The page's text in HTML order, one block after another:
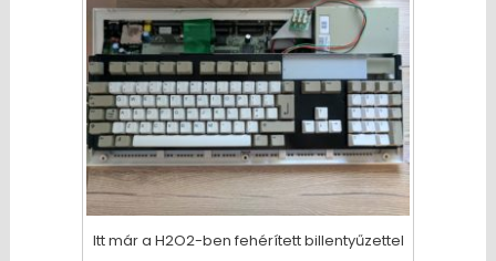
Itt már a H2O2-ben fehérített billentyűzettel